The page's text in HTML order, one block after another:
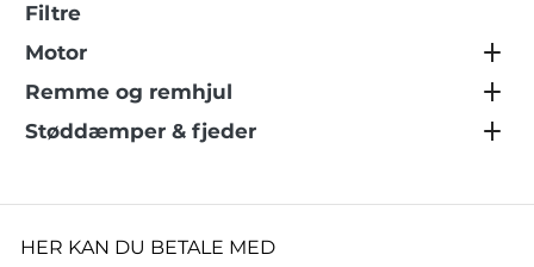
Filtre
Motor
Remme og remhjul
Støddæmper & fjeder
HER KAN DU BETALE MED